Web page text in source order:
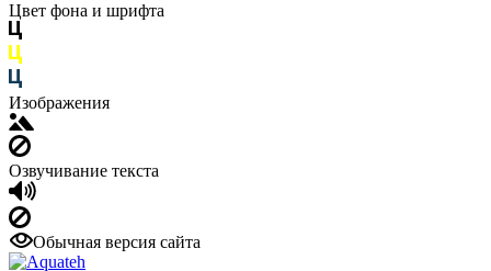
Цвет фона и шрифта
Изображения
Озвучивание текста
Обычная версия сайта